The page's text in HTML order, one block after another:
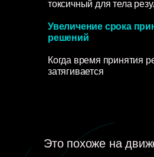
токсичный для тела
Когда время принятия
затягивается
Увеличение срока
решений
Это похоже на